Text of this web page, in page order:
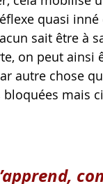
quasi
sait être à
on peut
autre chose
bloquées mais